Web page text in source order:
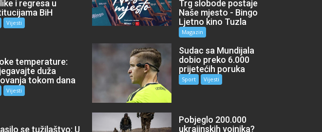
i regresa u
BiH
Vijesti
temperature:
duža
tokom dana
Vijesti
se tužilaštvo: U
Trg slobode postaje
Naše mjesto - Bingo
Ljetno kino Tuzla
Magazin
Sudac sa Mundijala
dobio preko 6.000
prijetećih poruka
Sport Vijesti
Pobjeglo 200.000
ukrajinskih vojnika?